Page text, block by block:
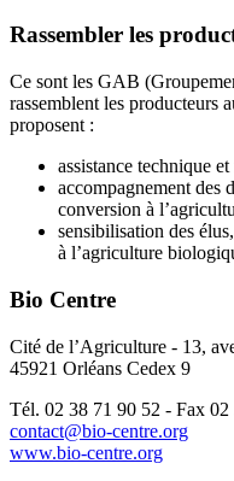
Rassembler les
Ce sont les GAB
rassemblent les producteurs
proposent :
assistance technique
accompagnement des
conversion à
sensibilisation des
à l’agriculture
Bio Centre
Cité de l’Agriculture - 13,
45921 Orléans Cedex 9
Tél. 02 38 71 90 52 - Fax
contact@bio-centre.org
www.bio-centre.org